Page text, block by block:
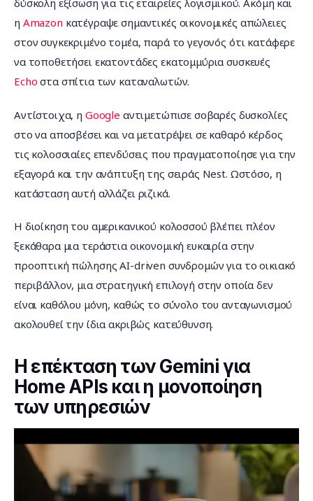
δύσκολη εξίσωση για τις εταιρείες λογισμικού. Ακόμη και
η Amazon κατέγραψε σημαντικές οικονομικές απώλειες
στον συγκεκριμένο τομέα, παρά το γεγονός ότι κατάφερε
να τοποθετήσει εκατοντάδες εκατομμύρια συσκευές
Echo στα σπίτια των καταναλωτών.
Αντίστοιχα, η Google αντιμετώπισε σοβαρές δυσκολίες
στο να αποσβέσει και να μετατρέψει σε καθαρό κέρδος
τις κολοσσιαίες επενδύσεις που πραγματοποίησε για την
εξαγορά και την ανάπτυξη της σειράς Nest. Ωστόσο, η
κατάσταση αυτή αλλάζει ριζικά.
Η διοίκηση του αμερικανικού κολοσσού βλέπει πλέον
ξεκάθαρα μια τεράστια οικονομική ευκαιρία στην
προοπτική πώλησης AI-driven συνδρομών για το οικιακό
περιβάλλον, μια στρατηγική επιλογή στην οποία δεν
είναι καθόλου μόνη, καθώς το σύνολο του ανταγωνισμού
ακολουθεί την ίδια ακριβώς κατεύθυνση.
Η επέκταση των Gemini για
Home APIs και η μονοποίηση
των υπηρεσιών